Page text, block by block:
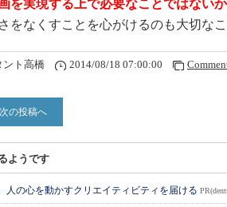
を実現する上で必要なことではないか
をなくすことを心がけるのも大切なこ
ント高橋 2014/08/18 07:00:00
次の投稿へ
ようです
人の心を動かすクリエイティビティを届ける